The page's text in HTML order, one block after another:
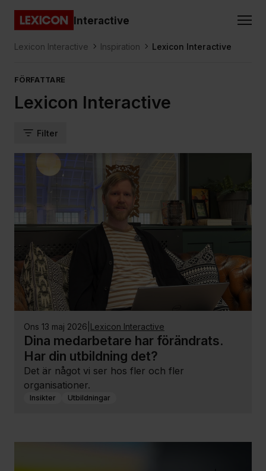
Gå direkt till huvudinnehållet
Lexicon
Interactive
Lexicon Interactive Inspiration Lexicon Interactive
FÖRFATTARE
Lexicon Interactive
Filter
ons 13 maj 2026 Lexicon Interactive
Dina medarbetare har förändrats.
Har din utbildning det?
Det är något vi ser hos fler och fler
organisationer.
Insikter Utbildningar